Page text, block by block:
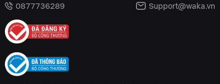
0877736289 Support@waka.vn